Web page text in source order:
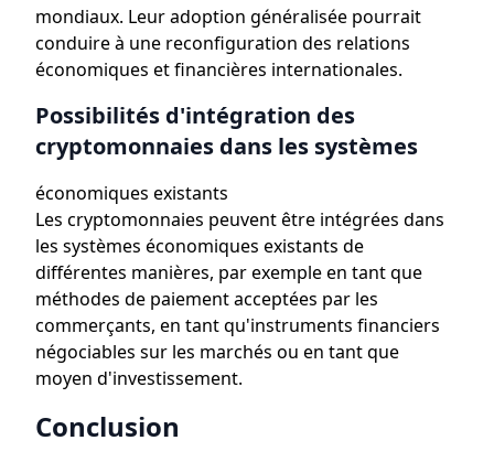
mondiaux. Leur adoption généralisée pourrait
conduire à une reconfiguration des relations
économiques et financières internationales.
Possibilités d'intégration des
cryptomonnaies dans les systèmes
économiques existants
Les cryptomonnaies peuvent être intégrées dans
les systèmes économiques existants de
différentes manières, par exemple en tant que
méthodes de paiement acceptées par les
commerçants, en tant qu'instruments financiers
négociables sur les marchés ou en tant que
moyen d'investissement.
Conclusion